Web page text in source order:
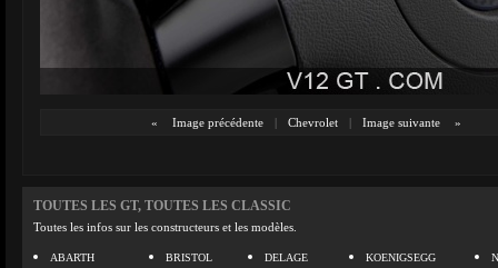
« Image précédente | Chevrolet | Image suivante »
TOUTES LES GT, TOUTES LES CLASSIC
Toutes les infos sur les constructeurs et les modèles.
ABARTH
BRISTOL
DELAGE
KOENIGSEGG